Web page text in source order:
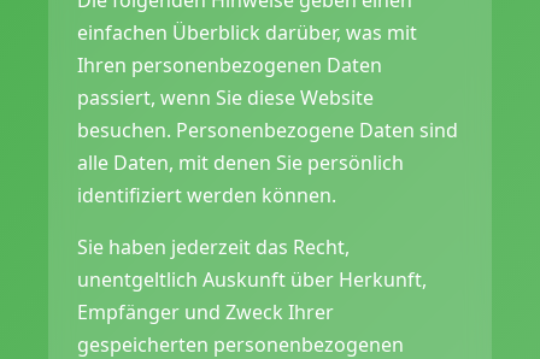
einfachen Überblick darüber, was mit
Ihren personenbezogenen Daten
passiert, wenn Sie diese Website
besuchen. Personenbezogene Daten sind
alle Daten, mit denen Sie persönlich
identifiziert werden können.
Sie haben jederzeit das Recht,
unentgeltlich Auskunft über Herkunft,
Empfänger und Zweck Ihrer
gespeicherten personenbezogenen